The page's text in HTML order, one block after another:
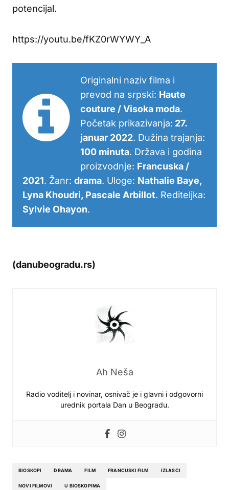
potencijal.
https://youtu.be/fKZ0rWYWY_A
Originalni naziv filma i
prevod na srpski: Haute
couture / Visoka moda.
Početak prikazivanja: 27.
januar 2022. Dužina trajanja:
100 minuta. Država i godina
proizvodnje: Francuska /
2021. Žanr: drama. Uloge: Nathalie Baye,
Lyna Khoudri, Pascale Arbillot. Rediteljka:
Sylvie Ohayon.
(danubeogradu.rs)
Ah Neša
Radio voditelj i novinar, osnivač je i glavni i odgovorni
urednik portala Dan u Beogradu.
BIOSKOPI DRAMA FILM FRANCUSKI FILM IZLASCI
NOVI FILMOVI U BIOSKOPIMA